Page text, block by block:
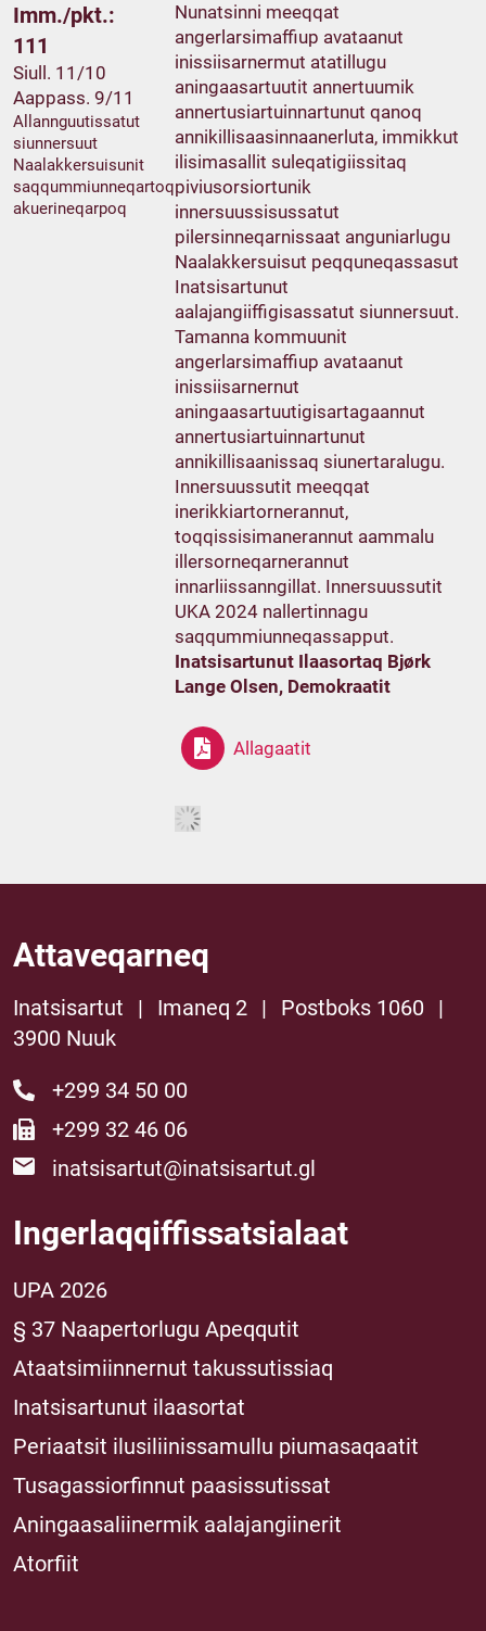
Imm./pkt.:
111
Siull. 11/10
Aappass. 9/11
Allannguutissatut
siunnersuut
Naalakkersuisunit
saqqummiunneqartoq
akuerineqarpoq
Nunatsinni meeqqat
angerlarsimaffiup avataanut
inissiisarnermut atatillugu
aningaasartuutit annertuumik
annertusiartuinnartunut qanoq
annikillisaasinnaanerluta, immikkut
ilisimasallit suleqatigiissitaq
piviusorsiortunik
innersuussisussatut
pilersinneqarnissaat anguniarlugu
Naalakkersuisut peqquneqassasut
Inatsisartunut
aalajangiiffigisassatut siunnersuut.
Tamanna kommuunit
angerlarsimaffiup avataanut
inissiisarnernut
aningaasartuutigisartagaannut
annertusiartuinnartunut
annikillisaanissaq siunertaralugu.
Innersuussutit meeqqat
inerikkiartornerannut,
toqqissisimanerannut aammalu
illersorneqarnerannut
innarliissanngillat. Innersuussutit
UKA 2024 nallertinnagu
saqqummiunneqassapput.
Inatsisartunut Ilaasortaq Bjørk
Lange Olsen, Demokraatit
Allagaatit
Attaveqarneq
Inatsisartut | Imaneq 2 | Postboks 1060
|
3900 Nuuk
+299 34 50 00
+299 32 46 06
inatsisartut@inatsisartut.gl
Ingerlaqqiffissatsialaat
UPA 2026
§ 37 Naapertorlugu Apeqqutit
Ataatsimiinnernut takussutissiaq
Inatsisartunut ilaasortat
Periaatsit ilusiliinissamullu piumasaqaatit
Tusagassiorfinnut paasissutissat
Aningaasaliinermik aalajangiinerit
Atorfiit